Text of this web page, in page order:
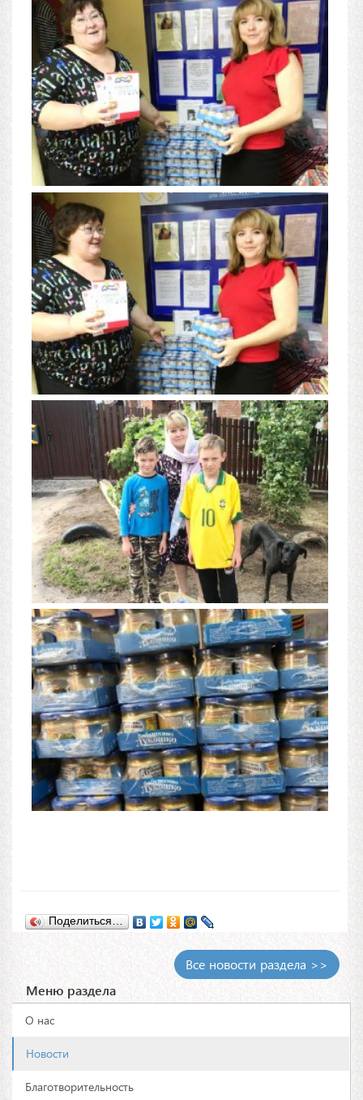
Поделиться…
Все новости раздела >>
Меню раздела
О нас
Новости
Благотворительность